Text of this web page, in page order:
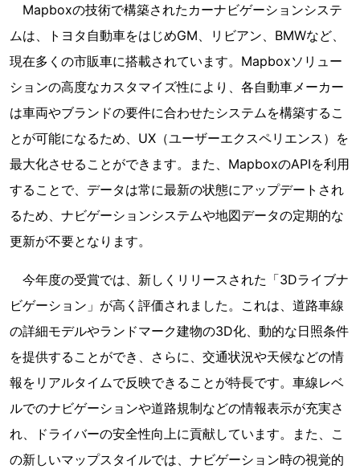
Mapboxの技術で構築されたカーナビゲーションシステ
ムは、トヨタ自動車をはじめGM、リビアン、BMWなど、
現在多くの市販車に搭載されています。Mapboxソリュー
ションの高度なカスタマイズ性により、各自動車メーカー
は車両やブランドの要件に合わせたシステムを構築するこ
とが可能になるため、UX（ユーザーエクスペリエンス）を
最大化させることができます。また、MapboxのAPIを利用
することで、データは常に最新の状態にアップデートされ
るため、ナビゲーションシステムや地図データの定期的な
更新が不要となります。
今年度の受賞では、新しくリリースされた「3Dライブナ
ビゲーション」が高く評価されました。これは、道路車線
の詳細モデルやランドマーク建物の3D化、動的な日照条件
を提供することができ、さらに、交通状況や天候などの情
報をリアルタイムで反映できることが特長です。車線レベ
ルでのナビゲーションや道路規制などの情報表示が充実さ
れ、ドライバーの安全性向上に貢献しています。また、こ
の新しいマップスタイルでは、ナビゲーション時の視覚的